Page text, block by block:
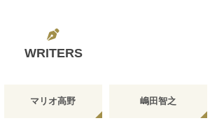
WRITERS
マリオ高野 嶋田智之